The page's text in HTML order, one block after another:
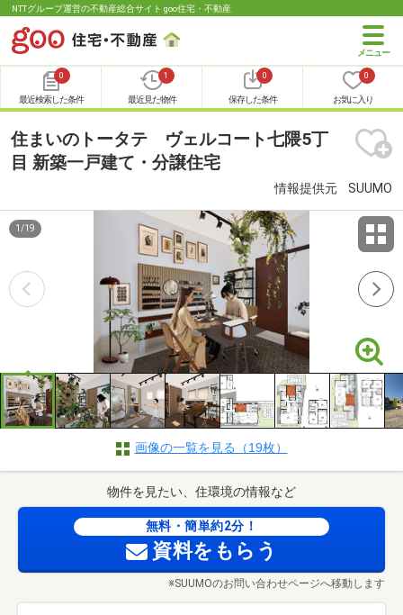
NTTグループ運営の不動産総合サイト goo住宅・不動産
0
最近検索した条件
1
最近見た物件
0
保存した条件
0
お気に入り
住まいのトータテ ヴェルコート七隈5丁
目 新築一戸建て・分譲住宅
情報提供元 SUUMO
1 /19
画像の一覧を見る（19枚）
物件を見たい、住環境の情報など
無料・簡単約2分！
資料をもらう
※SUUMOのお問い合わせページへ移動します